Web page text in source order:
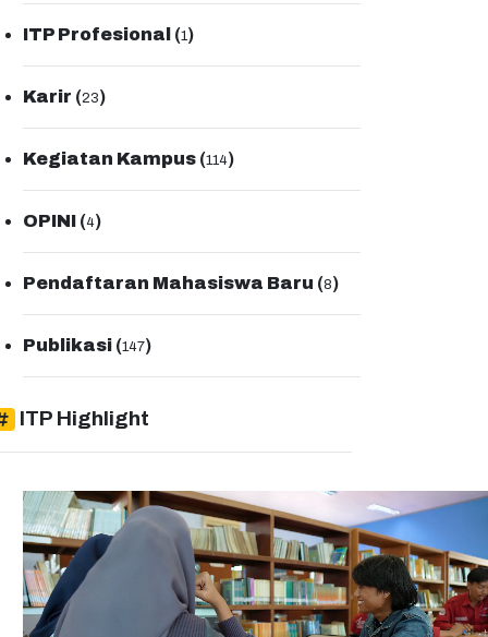
ITP Profesional (1)
Karir (23)
Kegiatan Kampus (114)
OPINI (4)
Pendaftaran Mahasiswa Baru (8)
Publikasi (147)
ITP Highlight